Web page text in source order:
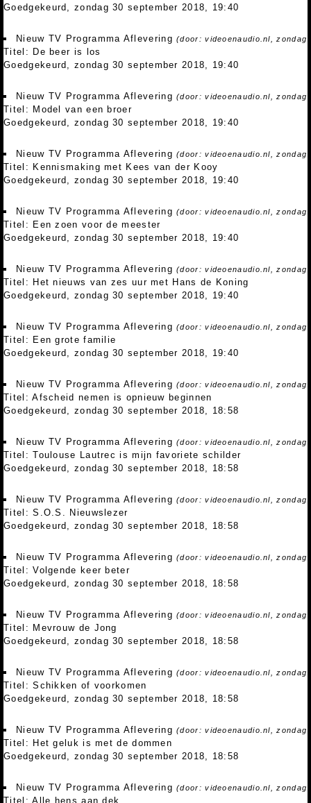
Goedgekeurd, zondag 30 september 2018, 19:40
Nieuw TV Programma Aflevering(door: videoenaudio.nl, zondag
Titel: De beer is los
Goedgekeurd, zondag 30 september 2018, 19:40
Nieuw TV Programma Aflevering(door: videoenaudio.nl, zondag
Titel: Model van een broer
Goedgekeurd, zondag 30 september 2018, 19:40
Nieuw TV Programma Aflevering(door: videoenaudio.nl, zondag
Titel: Kennismaking met Kees van der Kooy
Goedgekeurd, zondag 30 september 2018, 19:40
Nieuw TV Programma Aflevering(door: videoenaudio.nl, zondag
Titel: Een zoen voor de meester
Goedgekeurd, zondag 30 september 2018, 19:40
Nieuw TV Programma Aflevering(door: videoenaudio.nl, zondag
Titel: Het nieuws van zes uur met Hans de Koning
Goedgekeurd, zondag 30 september 2018, 19:40
Nieuw TV Programma Aflevering(door: videoenaudio.nl, zondag
Titel: Een grote familie
Goedgekeurd, zondag 30 september 2018, 19:40
Nieuw TV Programma Aflevering(door: videoenaudio.nl, zondag
Titel: Afscheid nemen is opnieuw beginnen
Goedgekeurd, zondag 30 september 2018, 18:58
Nieuw TV Programma Aflevering(door: videoenaudio.nl, zondag
Titel: Toulouse Lautrec is mijn favoriete schilder
Goedgekeurd, zondag 30 september 2018, 18:58
Nieuw TV Programma Aflevering(door: videoenaudio.nl, zondag
Titel: S.O.S. Nieuwslezer
Goedgekeurd, zondag 30 september 2018, 18:58
Nieuw TV Programma Aflevering(door: videoenaudio.nl, zondag
Titel: Volgende keer beter
Goedgekeurd, zondag 30 september 2018, 18:58
Nieuw TV Programma Aflevering(door: videoenaudio.nl, zondag
Titel: Mevrouw de Jong
Goedgekeurd, zondag 30 september 2018, 18:58
Nieuw TV Programma Aflevering(door: videoenaudio.nl, zondag
Titel: Schikken of voorkomen
Goedgekeurd, zondag 30 september 2018, 18:58
Nieuw TV Programma Aflevering(door: videoenaudio.nl, zondag
Titel: Het geluk is met de dommen
Goedgekeurd, zondag 30 september 2018, 18:58
Nieuw TV Programma Aflevering(door: videoenaudio.nl, zondag
Titel: Alle hens aan dek